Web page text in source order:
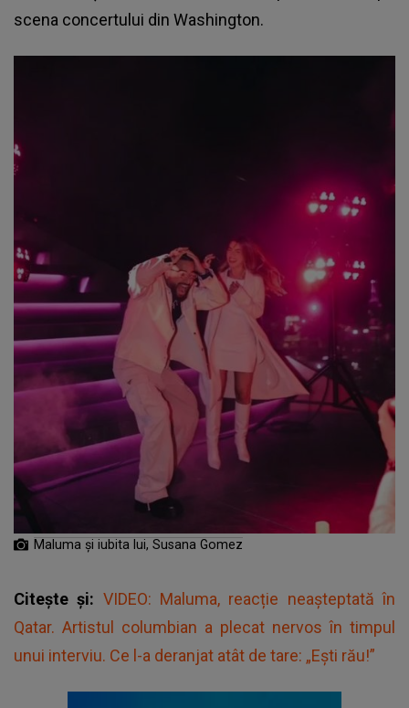
scena concertului din Washington.
Maluma și iubita lui, Susana Gomez
Citește și: VIDEO: Maluma, reacție neașteptată în
Qatar. Artistul columbian a plecat nervos în timpul
unui interviu. Ce l-a deranjat atât de tare: „Ești rău!”